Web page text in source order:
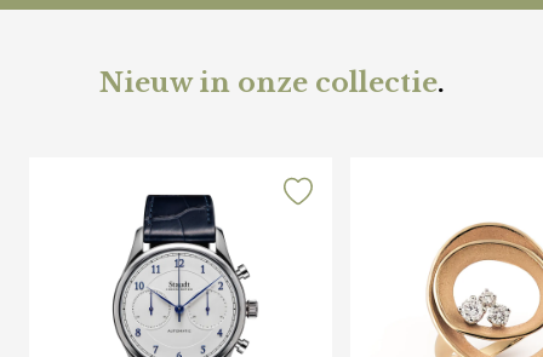
Nieuw in onze collectie.